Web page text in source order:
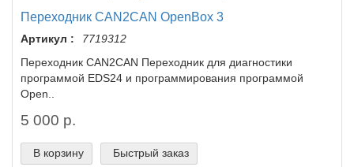
Переходник CAN2CAN OpenBox 3
Артикул :
7719312
Переходник CAN2CAN Переходник для диагностики
программой EDS24 и программирования программой
Open..
5 000 р.
В корзину Быстрый заказ